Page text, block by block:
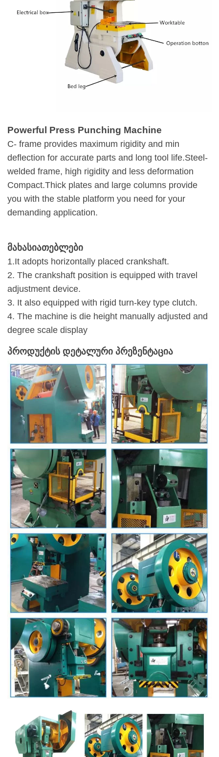
Powerful Press Punching Machine
C- frame provides maximum rigidity and min
deflection for accurate parts and long tool life.Steel-
welded frame, high rigidity and less deformation
Compact.Thick plates and large columns provide
you with the stable platform you need for your
demanding application.
მახასიათებლები
1.It adopts horizontally placed crankshaft.
2. The crankshaft position is equipped with travel
adjustment device.
3. It also equipped with rigid turn-key type clutch.
4. The machine is die height manually adjusted and
degree scale display
პროდუქტის დეტალური პრეზენტაცია